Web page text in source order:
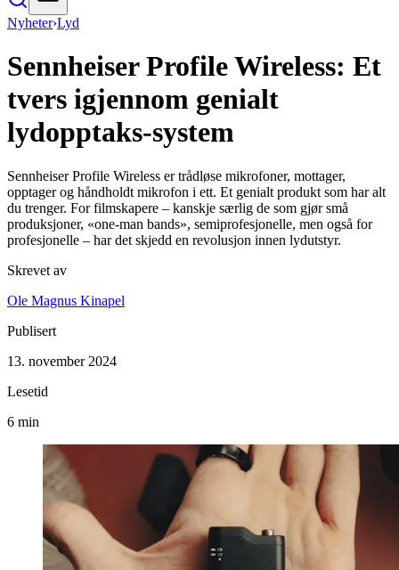
Nyheter›Lyd
Sennheiser Profile Wireless: Et
tvers igjennom genialt
lydopptaks-system
Sennheiser Profile Wireless er trådløse mikrofoner, mottager,
opptager og håndholdt mikrofon i ett. Et genialt produkt som har alt
du trenger. For filmskapere – kanskje særlig de som gjør små
produksjoner, «one-man bands», semiprofesjonelle, men også for
profesjonelle – har det skjedd en revolusjon innen lydutstyr.
Skrevet av
Ole Magnus Kinapel
Publisert
13. november 2024
Lesetid
6 min